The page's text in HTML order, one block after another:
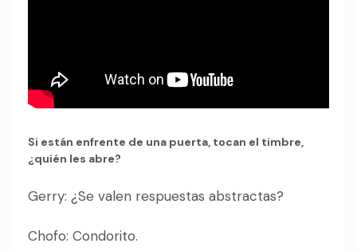
Si están enfrente de una puerta, tocan el timbre,
¿quién les abre?
Gerry: ¿Se valen respuestas abstractas?
Chofo: Condorito.